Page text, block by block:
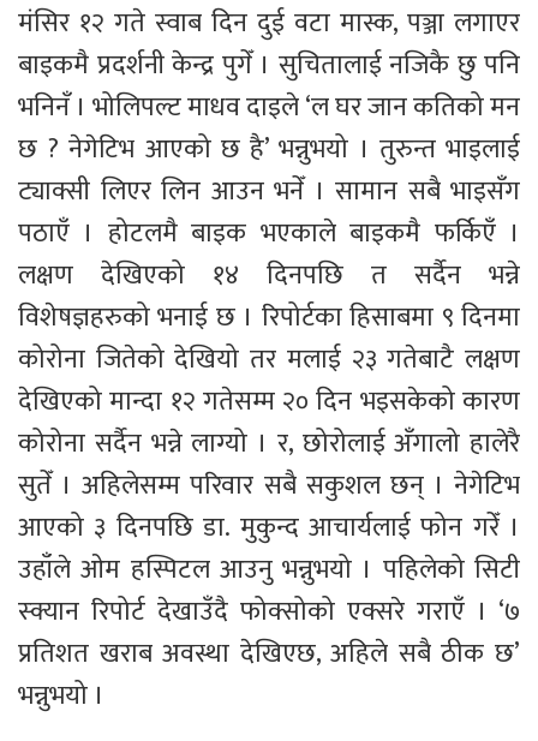
मंसिर १२ गते स्वाब दिन दुई वटा मास्क, पञ्जा लगाएर
बाइकमै प्रदर्शनी केन्द्र पुगेँ । सुचितालाई नजिकै छु पनि
भनिनँ । भोलिपल्ट माधव दाइले ‘ल घर जान कतिको मन
छ ? नेगेटिभ आएको छ है’ भन्नुभयो । तुरुन्त भाइलाई
ट्याक्सी लिएर लिन आउन भनेँ । सामान सबै भाइसँग
पठाएँ । होटलमै बाइक भएकाले बाइकमै फर्किएँ ।
लक्षण देखिएको १४ दिनपछि त सर्दैन भन्ने
विशेषज्ञहरुको भनाई छ । रिपोर्टका हिसाबमा ९ दिनमा
कोरोना जितेको देखियो तर मलाई २३ गतेबाटै लक्षण
देखिएको मान्दा १२ गतेसम्म २० दिन भइसकेको कारण
कोरोना सर्दैन भन्ने लाग्यो । र, छोरोलाई अँगालो हालेरै
सुतेँ । अहिलेसम्म परिवार सबै सकुशल छन् । नेगेटिभ
आएको ३ दिनपछि डा. मुकुन्द आचार्यलाई फोन गरेँ ।
उहाँले ओम हस्पिटल आउनु भन्नुभयो । पहिलेको सिटी
स्क्यान रिपोर्ट देखाउँदै फोक्सोको एक्सरे गराएँ । ‘७
प्रतिशत खराब अवस्था देखिएछ, अहिले सबै ठीक छ’
भन्नुभयो ।